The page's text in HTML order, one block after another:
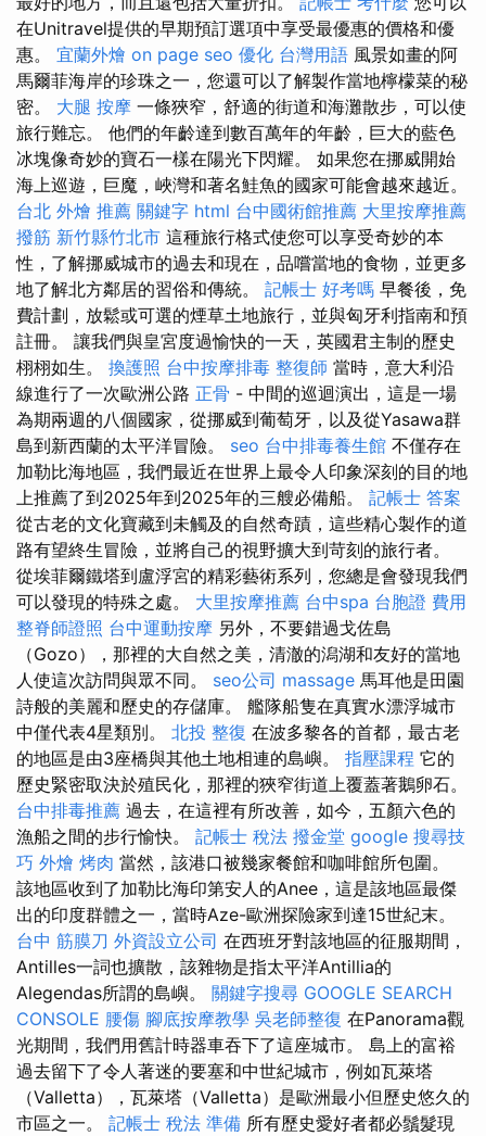
在Unitravel提供的早期預訂選項中享受最優惠的價格和優
惠。 宜蘭外燴 on page seo 優化 台灣用語 風景如畫的阿
馬爾菲海岸的珍珠之一，您還可以了解製作當地檸檬菜的秘
密。 大腿 按摩 一條狹窄，舒適的街道和海灘散步，可以使
旅行難忘。 他們的年齡達到數百萬年的年齡，巨大的藍色
冰塊像奇妙的寶石一樣在陽光下閃耀。 如果您在挪威開始
海上巡遊，巨魔，峽灣和著名鮭魚的國家可能會越來越近。
台北 外燴 推薦 關鍵字 html 台中國術館推薦 大里按摩推薦
撥筋 新竹縣竹北市 這種旅行格式使您可以享受奇妙的本
性，了解挪威城市的過去和現在，品嚐當地的食物，並更多
地了解北方鄰居的習俗和傳統。 記帳士 好考嗎 早餐後，免
費計劃，放鬆或可選的煙草土地旅行，並與匈牙利指南和預
註冊。 讓我們與皇宮度過愉快的一天，英國君主制的歷史
栩栩如生。 換護照 台中按摩排毒 整復師 當時，意大利沿
線進行了一次歐洲公路 正骨 - 中間的巡迴演出，這是一場
為期兩週的八個國家，從挪威到葡萄牙，以及從Yasawa群
島到新西蘭的太平洋冒險。 seo 台中排毒養生館 不僅存在
加勒比海地區，我們最近在世界上最令人印象深刻的目的地
上推薦了到2025年到2025年的三艘必備船。 記帳士 答案
從古老的文化寶藏到未觸及的自然奇蹟，這些精心製作的道
路有望終生冒險，並將自己的視野擴大到苛刻的旅行者。
從埃菲爾鐵塔到盧浮宮的精彩藝術系列，您總是會發現我們
可以發現的特殊之處。 大里按摩推薦 台中spa 台胞證 費用
整脊師證照 台中運動按摩 另外，不要錯過戈佐島
（Gozo），那裡的大自然之美，清澈的潟湖和友好的當地
人使這次訪問與眾不同。 seo公司 massage 馬耳他是田園
詩般的美麗和歷史的存儲庫。 艦隊船隻在真實水漂浮城市
中僅代表4星類別。 北投 整復 在波多黎各的首都，最古老
的地區是由3座橋與其他土地相連的島嶼。 指壓課程 它的
歷史緊密取決於殖民化，那裡的狹窄街道上覆蓋著鵝卵石。
台中排毒推薦 過去，在這裡有所改善，如今，五顏六色的
漁船之間的步行愉快。 記帳士 稅法 撥金堂 google 搜尋技
巧 外燴 烤肉 當然，該港口被幾家餐館和咖啡館所包圍。
該地區收到了加勒比海印第安人的Anee，這是該地區最傑
出的印度群體之一，當時Aze-歐洲探險家到達15世紀末。
台中 筋膜刀 外資設立公司 在西班牙對該地區的征服期間，
Antilles一詞也擴散，該雜物是指太平洋Antillia的
Alegendas所謂的島嶼。 關鍵字搜尋 GOOGLE SEARCH
CONSOLE 腰傷 腳底按摩教學 吳老師整復 在Panorama觀
光期間，我們用舊計時器車吞下了這座城市。 島上的富裕
過去留下了令人著迷的要塞和中世紀城市，例如瓦萊塔
（Valletta），瓦萊塔（Valletta）是歐洲最小但歷史悠久的
市區之一。 記帳士 稅法 準備 所有歷史愛好者都必鬚髮現